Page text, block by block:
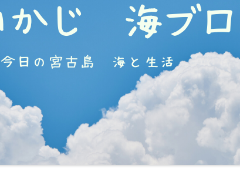
ス
キ